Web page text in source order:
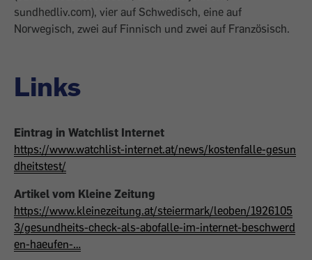
sundhedliv.com), vier auf Schwedisch, eine auf
Norwegisch, zwei auf Finnisch und zwei auf Französisch.
Links
Eintrag in Watchlist Internet
https://www.watchlist-internet.at/news/kostenfalle-gesun
dheitstest/
Artikel vom Kleine Zeitung
https://www.kleinezeitung.at/steiermark/leoben/1926105
3/gesundheits-check-als-abofalle-im-internet-beschwerd
en-haeufen-…